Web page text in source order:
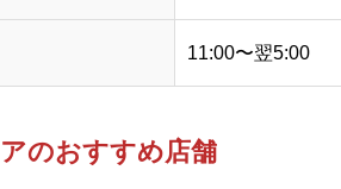
11:00〜翌5:00
のおすすめ店舗